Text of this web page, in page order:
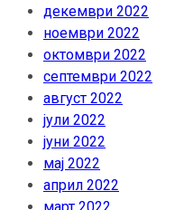
декември 2022
ноември 2022
октомври 2022
септември 2022
август 2022
јули 2022
јуни 2022
мај 2022
април 2022